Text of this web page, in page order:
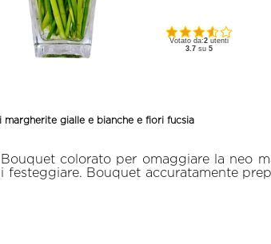
Votato da:2utenti
3.7su 5
gialle e bianche e fiori fucsia
colorato per omaggiare la neo
Bouquet accuratamente